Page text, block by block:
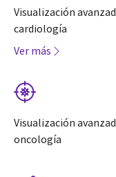
Visualización
cardiología
Ver más
Visualización
oncología